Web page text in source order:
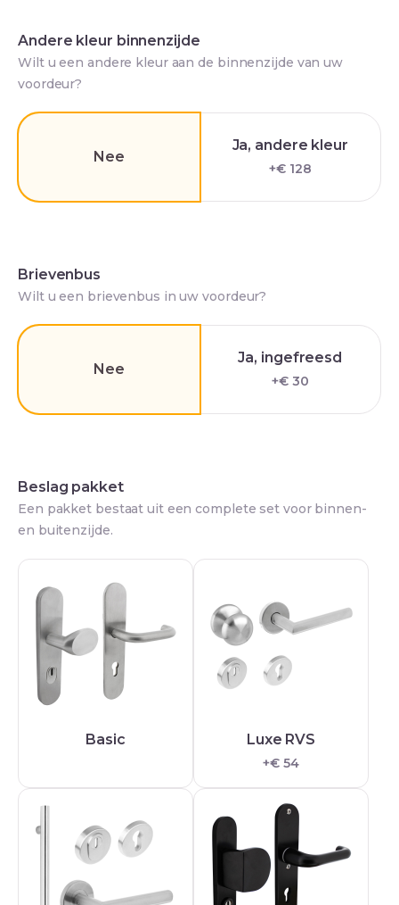
Andere kleur binnenzijde
Wilt u een andere kleur aan de binnenzijde van uw
voordeur?
Nee
Ja, andere kleur
+€ 128
Brievenbus
Wilt u een brievenbus in uw voordeur?
Nee
Ja, ingefreesd
+€ 30
Beslag pakket
Een pakket bestaat uit een complete set voor binnen-
en buitenzijde.
Basic Luxe RVS
+€ 54